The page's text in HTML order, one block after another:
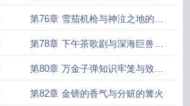
第76章 雪茄机枪与神泣之地的阴
影
第78章 下午茶歌剧与深海巨兽的
邀请函
第80章 万金子弹知识牢笼与致命
双枪
第82章 金镑的香气与分赃的篝火